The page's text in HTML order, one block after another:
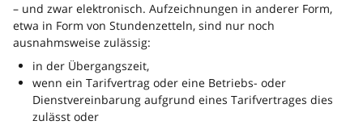
– und zwar elektronisch. Aufzeichnungen in anderer Form,
etwa in Form von Stundenzetteln, sind nur noch
ausnahmsweise zulässig:
in der Übergangszeit,
wenn ein Tarifvertrag oder eine Betriebs- oder
Dienstvereinbarung aufgrund eines Tarifvertrages dies
zulässt oder